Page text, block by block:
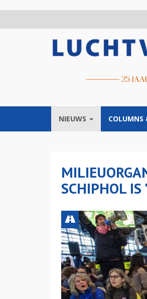
NIEUWS COLUMNS
SCHIPHOL